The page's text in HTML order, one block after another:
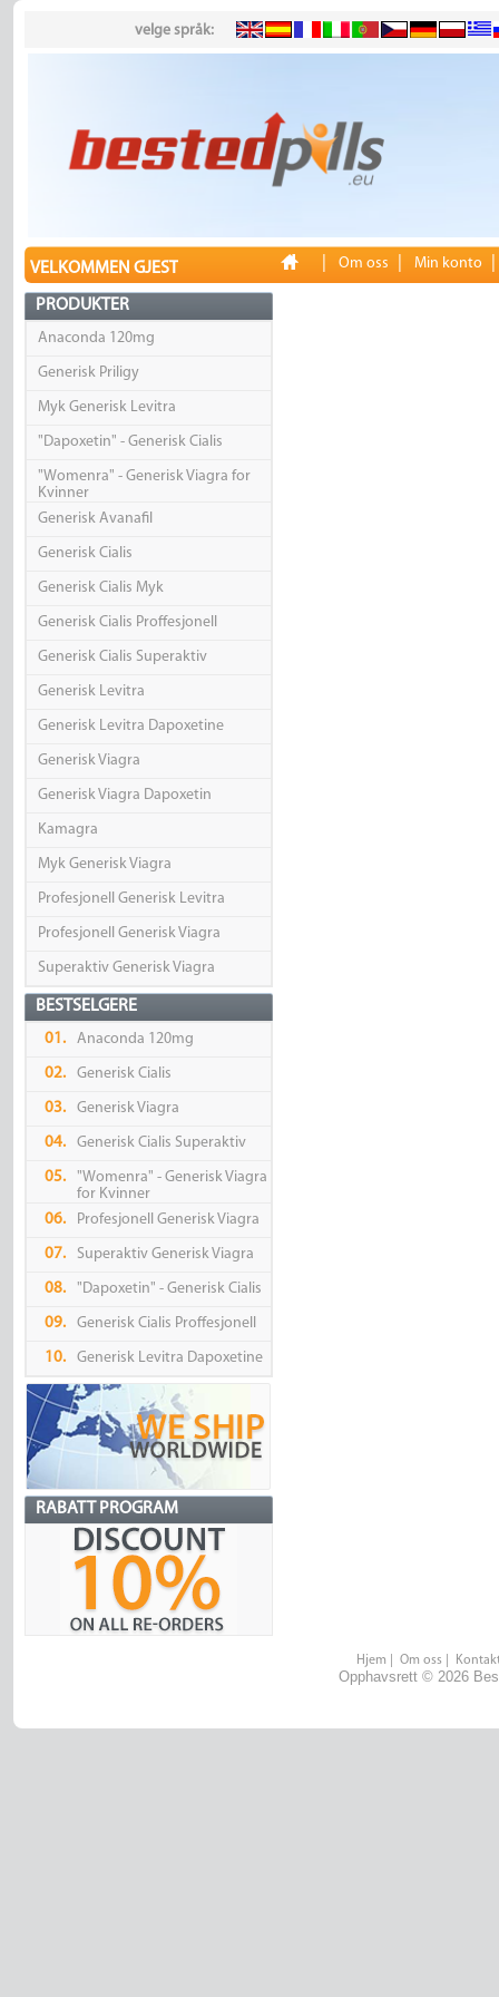
velge språk:
VELKOMMEN GJEST Om oss Min konto
PRODUKTER
Anaconda 120mg
Generisk Priligy
Myk Generisk Levitra
"Dapoxetin" - Generisk Cialis
"Womenra" - Generisk Viagra for
Kvinner
Generisk Avanafil
Generisk Cialis
Generisk Cialis Myk
Generisk Cialis Proffesjonell
Generisk Cialis Superaktiv
Generisk Levitra
Generisk Levitra Dapoxetine
Generisk Viagra
Generisk Viagra Dapoxetin
Kamagra
Myk Generisk Viagra
Profesjonell Generisk Levitra
Profesjonell Generisk Viagra
Superaktiv Generisk Viagra
BESTSELGERE
01. Anaconda 120mg
02. Generisk Cialis
03. Generisk Viagra
04. Generisk Cialis Superaktiv
05.
"Womenra" - Generisk Viagra
for Kvinner
06.
Profesjonell Generisk Viagra
07. Superaktiv Generisk Viagra
08. "Dapoxetin" - Generisk Cialis
09. Generisk Cialis Proffesjonell
10. Generisk Levitra Dapoxetine
RABATT PROGRAM
Hjem Om oss
Opphavsrett © 2026